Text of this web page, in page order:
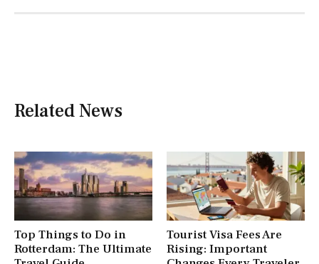
Related News
Top Things to Do in
Rotterdam: The Ultimate
Tourist Visa Fees Are
Rising: Important